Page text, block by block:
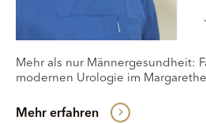
Mehr als nur Männergesundheit:
modernen Urologie im
Mehr erfahren